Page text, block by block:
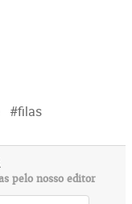
#filas
pelo nosso editor